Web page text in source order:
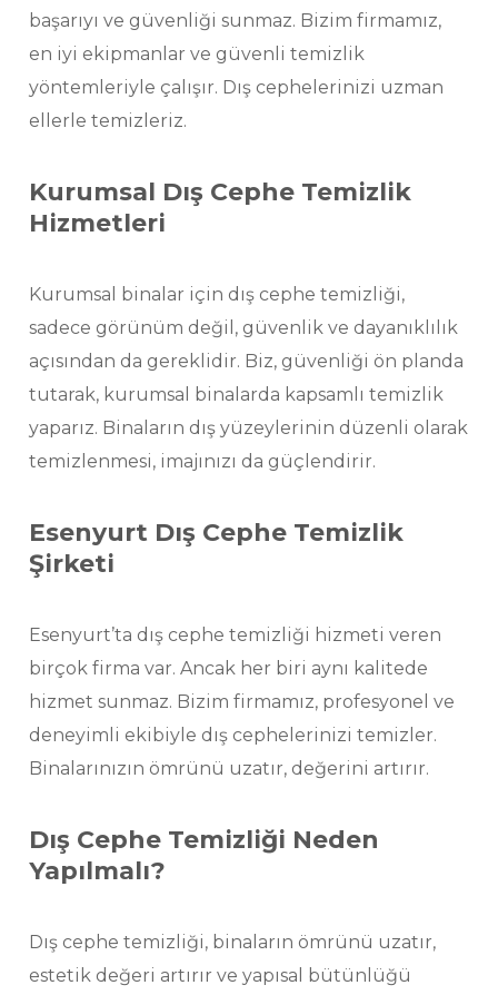
başarıyı ve güvenliği sunmaz. Bizim firmamız,
en iyi ekipmanlar ve güvenli temizlik
yöntemleriyle çalışır. Dış cephelerinizi uzman
ellerle temizleriz.
Kurumsal Dış Cephe Temizlik
Hizmetleri
Kurumsal binalar için dış cephe temizliği,
sadece görünüm değil, güvenlik ve dayanıklılık
açısından da gereklidir. Biz, güvenliği ön planda
tutarak, kurumsal binalarda kapsamlı temizlik
yaparız. Binaların dış yüzeylerinin düzenli olarak
temizlenmesi, imajınızı da güçlendirir.
Esenyurt Dış Cephe Temizlik
Şirketi
Esenyurt’ta dış cephe temizliği hizmeti veren
birçok firma var. Ancak her biri aynı kalitede
hizmet sunmaz. Bizim firmamız, profesyonel ve
deneyimli ekibiyle dış cephelerinizi temizler.
Binalarınızın ömrünü uzatır, değerini artırır.
Dış Cephe Temizliği Neden
Yapılmalı?
Dış cephe temizliği, binaların ömrünü uzatır,
estetik değeri artırır ve yapısal bütünlüğü